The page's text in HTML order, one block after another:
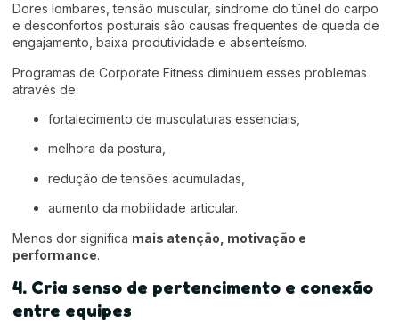
Dores lombares, tensão muscular, síndrome do túnel do carpo
e desconfortos posturais são causas frequentes de queda de
engajamento, baixa produtividade e absenteísmo.
Programas de Corporate Fitness diminuem esses problemas
através de:
fortalecimento de musculaturas essenciais,
melhora da postura,
redução de tensões acumuladas,
aumento da mobilidade articular.
Menos dor significa mais atenção, motivação e
performance.
4. Cria senso de pertencimento e conexão
entre equipes